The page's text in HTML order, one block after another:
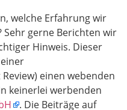
welche Erfahrung wir
Sehr gerne Berichten wir
Hinweis. Dieser
einen webenden
keinerlei werbenden
. Die Beiträge auf